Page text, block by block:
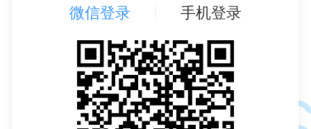
微信登录 手机登录